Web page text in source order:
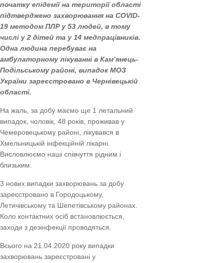
початку епідемії на території області
підтверджено захворювання на COVID-
19 методом ПЛР у 53 людей, в тому
числі у 2 дітей та у 14 медпрацівників.
Одна людина перебуває на
амбулаторному лікуванні в Кам’янець-
Подільському районі, випадок МОЗ
України зареєстровано в Чернівецькій
області.
На жаль, за добу маємо ще 1 летальний
випадок, чоловік, 48 років, проживав у
Чемеровецькому районі, лікувався в
Хмельницькій інфекційній лікарні.
Висловлюємо наші співчуття рідним і
близьким.
3 нових випадки захворювань за добу
зареєстровано в Городоцькому,
Летичівському та Шепетівському районах.
Коло контактних осіб встановлюється,
заходи з дезінфекції проводяться.
Всього на 21.04.2020 року випадки
захворювань зареєстровані у